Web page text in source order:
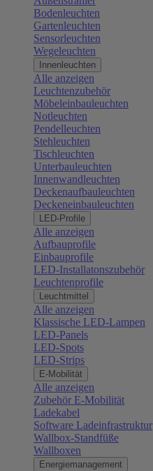
Bodenleuchten
Gartenleuchten
Sensorleuchten
Wegeleuchten
Innenleuchten
Alle anzeigen
Leuchtenzubehör
Möbeleinbauleuchten
Notleuchten
Pendelleuchten
Stehleuchten
Tischleuchten
Unterbauleuchten
Innenwandleuchten
Deckenaufbauleuchten
Deckeneinbauleuchten
LED-Profile
Alle anzeigen
Aufbauprofile
Einbauprofile
LED-Installatonszubehör
Leuchtenprofile
Leuchtmittel
Alle anzeigen
Klassische LED-Lampen
LED-Panels
LED-Spots
LED-Strips
E-Mobilität
Alle anzeigen
Zubehör E-Mobilität
Ladekabel
Software Ladeinfrastruktur
Wallbox-Standfüße
Wallboxen
Energiemanagement